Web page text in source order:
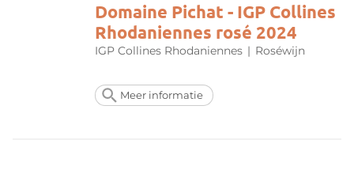
Domaine Pichat - IGP Collines
Rhodaniennes rosé 2024
IGP Collines Rhodaniennes | Roséwijn
Meer informatie